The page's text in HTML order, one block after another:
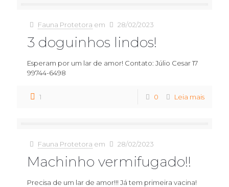
Fauna Protetora em 28/02/2023
3 doguinhos lindos!
Esperam por um lar de amor! Contato: Júlio Cesar 17
99744-6498
1 0 Leia mais
Fauna Protetora em 28/02/2023
Machinho vermifugado!!
Precisa de um lar de amor!!! Já tem primeira vacina!